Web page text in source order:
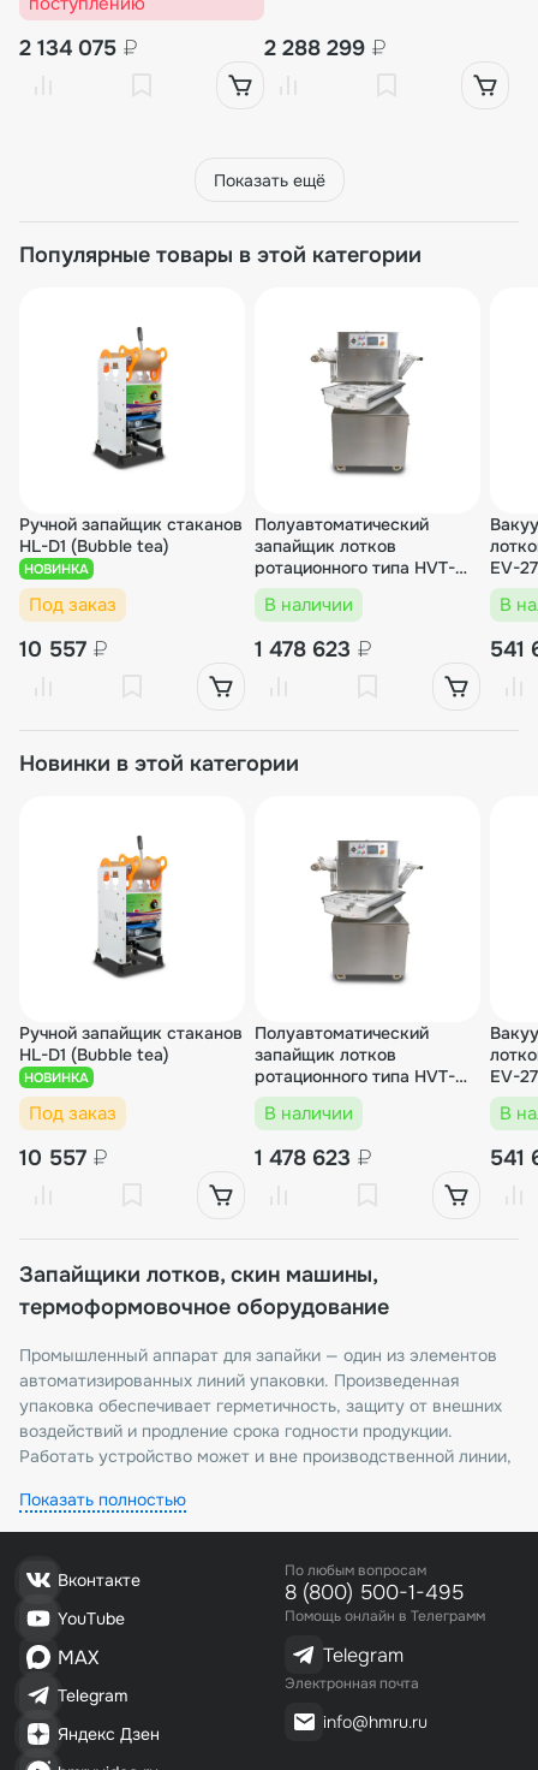
2 134 075 ₽ 2 288 299 ₽
Показать ещё
Популярные товары в этой категории
Ручной запайщик стаканов
HL-D1 (Bubble tea)
НОВИНКА
Под заказ
10 557 ₽
Полуавтоматический
запайщик лотков
ротационного типа HVT-
450R (нерж.)
В наличии
1 478 623 ₽
EV-
В
541
Новинки в этой категории
Ручной запайщик стаканов
HL-D1 (Bubble tea)
НОВИНКА
Под заказ
10 557 ₽
Полуавтоматический
запайщик лотков
ротационного типа HVT-
450R (нерж.)
В наличии
1 478 623 ₽
EV-
В
541
Запайщики лотков, скин машины,
термоформовочное оборудование
Промышленный аппарат для запайки — один из элементов
автоматизированных линий упаковки. Произведенная
упаковка обеспечивает герметичность, защиту от внешних
воздействий и продление срока годности продукции.
Работать устройство может и вне производственной линии,
производительность и стабильность работы.
Эти машины упаковывают пластиковые или алюминиевые
лотки с помощью термосвариваемой пленки (алюминиевой
или ПВХ). Автоматический запайщик лотков может работать
в режиме непрерывной подачи: лотки с продуктом по
конвейеру попадают в узел, где пленка накладывается,
Показать полностью
Вконтакте
YouTube
MAX
Telegram
Яндекс Дзен
По любым вопросам
8 (800) 500-1-495
Помощь онлайн в Телеграмм
Telegram
Электронная почта
info@hmru.ru